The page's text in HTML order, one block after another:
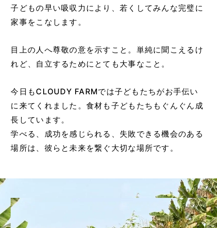
子どもの早い吸収力により、若くしてみんな完璧に
家事をこなします。
目上の人へ尊敬の意を示すこと。単純に聞こえるけ
れど、自立するためにとても大事なこと。
今日もCLOUDY FARMでは子どもたちがお手伝い
に来てくれました。食材も子どもたちもぐんぐん成
長しています。
学べる、成功を感じられる、失敗できる機会のある
場所は、彼らと未来を繋ぐ大切な場所です。